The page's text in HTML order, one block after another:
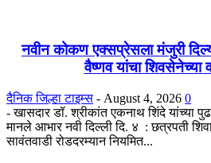
नवीन कोकण एक्सप्रेसला मंजुरी
वैष्णव यांचा शिवसेनेच्या
दैनिक जिल्हा टाइम्स - August 4, 2026 0
- खासदार डॉ. श्रीकांत एकनाथ शिंदे यांच्या
मानले आभार नवी दिल्ली दि. ४ : छत्रपती
सावंतवाडी रोडदरम्यान नियमित...